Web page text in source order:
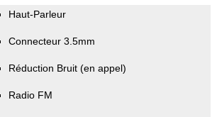
Haut-Parleur
Connecteur 3.5mm
Réduction Bruit (en appel)
Radio FM